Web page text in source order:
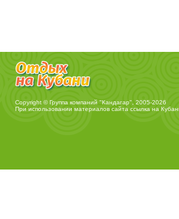
Copyright © Группа компаний "Кандагар", 2005-2026
При использовании материалов сайта ссылка на